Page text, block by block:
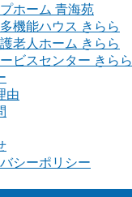
ホーム 青海苑
機能ハウス きらら
老人ホーム きらら
ビスセンター きらら
由
シーポリシー